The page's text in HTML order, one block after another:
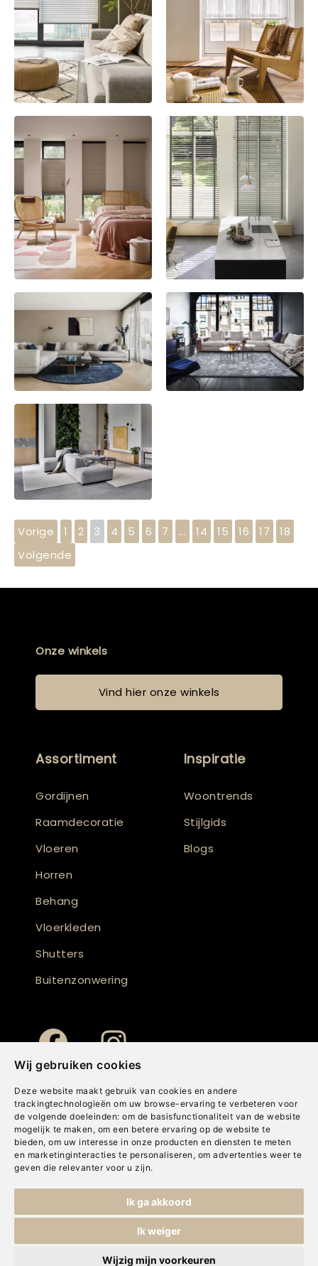
Wij gebruiken cookies
Deze website maakt gebruik van cookies en andere
trackingtechnologieën om uw browse-ervaring te verbeteren voor
de volgende doeleinden: om de basisfunctionaliteit van de website
mogelijk te maken , om een betere ervaring op de website te
bieden, om uw interesse in onze producten en diensten te meten
en marketinginteracties te personaliseren , om advertenties weer te
geven die relevanter voor u zijn.
Ik ga akkoord
Ik weiger
Wijzig mijn voorkeuren
Vorige 1 2 3 4 5 6 7 ... 14 15 16 17
18
Volgende
Onze winkels
Vind hier onze winkels
Assortiment
Gordijnen
Raamdecoratie
Vloeren
Horren
Behang
Vloerkleden
Shutters
Buitenzonwering
Inspiratie
Woontrends
Stijlgids
Blogs
Cookies